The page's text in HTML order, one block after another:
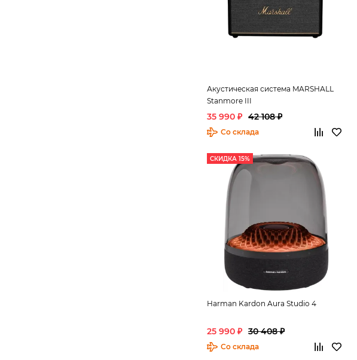
Акустическая система MARSHALL
Stanmore III
35 990 ₽ 42 108 ₽
Со склада
СКИДКА 15%
Harman Kardon Aura Studio 4
25 990 ₽ 30 408 ₽
Со склада